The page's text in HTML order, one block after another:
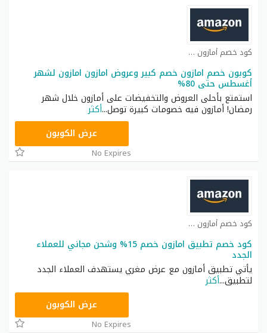
كود خصم أمازون كوبون
كوبون خصم امازون خصم كبير وعروض امازون امازون لشهر
أغسطس حتى 80%
استمتع بأحلى العروض والتخفيضات على أمازون خلال شهر
رمضان! أمازون فيه خصومات كبيرة توصل...أكثر
NEW30عرض الكوبون
No Expires
كود خصم أمازون كوبون
كود خصم تطبيق امازون خصم 15% وشحن مجاني للعملاء
الجدد
يأتي تطبيق أمازون مع عرض مغري يستهدف العملاء الجدد
لتطبيق...أكثر
NEW20عرض الكوبون
No Expires